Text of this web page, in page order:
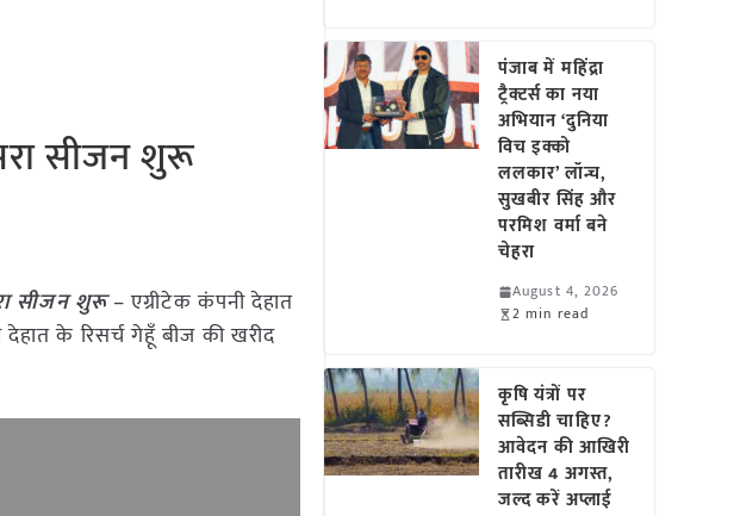
सीजन शुरू
सीजन शुरू– एग्रीटेक कंपनी देहात
के रिसर्च गेहूँ बीज की खरीद
पंजाब में महिंद्रा
ट्रैक्टर्स का नया
अभियान ‘दुनिया
विच इक्को
ललकार’ लॉन्च,
सुखबीर सिंह और
परमिश वर्मा बने
चेहरा
August 4, 2026
2 min read
कृषि यंत्रों पर
सब्सिडी चाहिए?
आवेदन की आखिरी
तारीख 4 अगस्त,
जल्द करें अप्लाई